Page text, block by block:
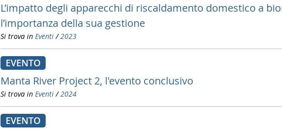
L’impatto degli apparecchi di riscaldamento domestico a
l’importanza della sua gestione
Si trova in Eventi /2023
EVENTO
Manta River Project 2, l'evento conclusivo
Si trova in Eventi /2024
EVENTO